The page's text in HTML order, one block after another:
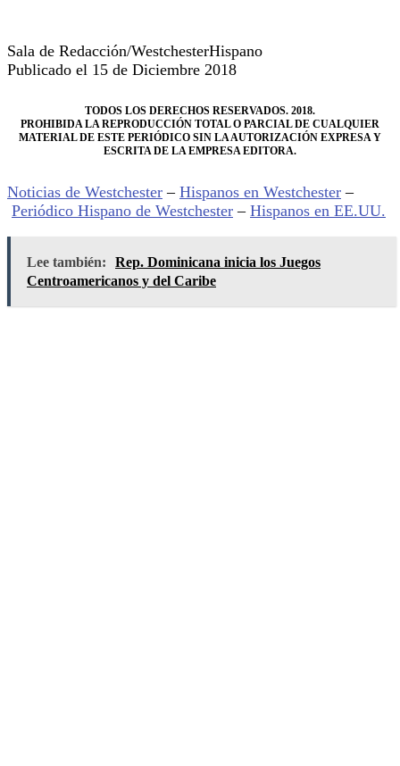
Sala de Redacción/WestchesterHispano
Publicado el 15 de Diciembre 2018
TODOS LOS DERECHOS RESERVADOS. 2018.
PROHIBIDA LA REPRODUCCIÓN TOTAL O PARCIAL DE CUALQUIER
MATERIAL DE ESTE PERIÓDICO SIN LA AUTORIZACIÓN EXPRESA Y
ESCRITA DE LA EMPRESA EDITORA.
Noticias de Westchester – Hispanos en Westchester –
Periódico Hispano de Westchester – Hispanos en EE.UU.
Lee también:
Rep. Dominicana inicia los Juegos
Centroamericanos y del Caribe